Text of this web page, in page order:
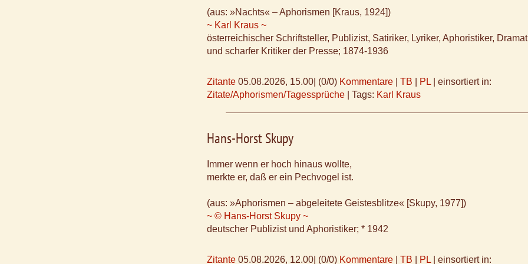
(aus: »Nachts« – Aphorismen [Kraus, 1924])
~ Karl Kraus ~
österreichischer Schriftsteller, Publizist, Satiriker, Lyriker, Aphoristiker,
und scharfer Kritiker der Presse; 1874-1936
Zitante 05.08.2026, 15.00 (0/0) Kommentare TB PL
einsortiert in:
Zitate/Aphorismen/Tagessprüche
Tags: Karl Kraus
Hans-Horst Skupy
Immer wenn er hoch hinaus wollte,
merkte er, daß er ein Pechvogel ist.
(aus: »Aphorismen – abgeleitete Geistesblitze« [Skupy, 1977])
~ © Hans-Horst Skupy ~
deutscher Publizist und Aphoristiker; * 1942
Zitante 05.08.2026, 12.00 (0/0) Kommentare TB PL einsortiert in: